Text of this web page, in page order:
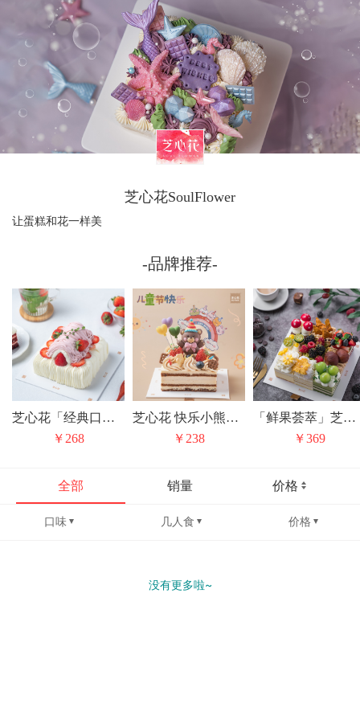
芝心花SoulFlower
让蛋糕和花一样美
-品牌推荐-
芝心花「经典口味无限复购」花漾红丝绒小方
￥268
芝心花 快乐小熊焦糖摩卡奶油蛋糕儿童节礼物
￥238
「鲜果荟萃」芝心花 丰收果园九宫格 动物奶油水果生日蛋糕甜品下午茶
￥369
全部 销量 价格
口味 几人食 价格
没有更多啦~